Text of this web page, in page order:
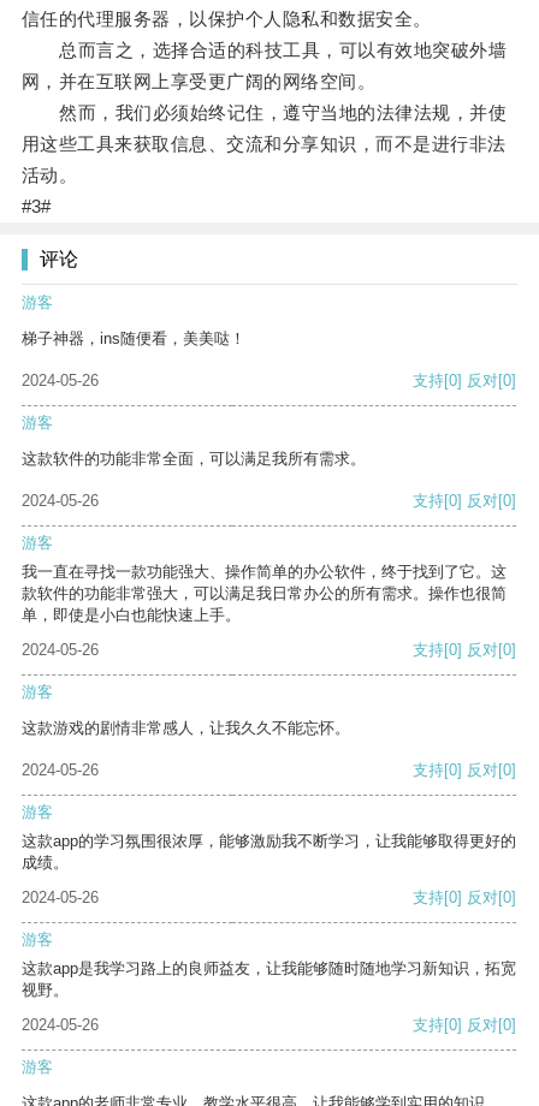
信任的代理服务器，以保护个人隐私和数据安全。
总而言之，选择合适的科技工具，可以有效地突破外墙
网，并在互联网上享受更广阔的网络空间。
然而，我们必须始终记住，遵守当地的法律法规，并使
用这些工具来获取信息、交流和分享知识，而不是进行非法
活动。
#3#
评论
游客
梯子神器，ins随便看，美美哒！
2024-05-26 支持[0] 反对[0]
游客
这款软件的功能非常全面，可以满足我所有需求。
2024-05-26 支持[0] 反对[0]
游客
我一直在寻找一款功能强大、操作简单的办公软件，终于找到了它。这
款软件的功能非常强大，可以满足我日常办公的所有需求。操作也很简
单，即使是小白也能快速上手。
2024-05-26
支持[0] 反对[0]
游客
这款游戏的剧情非常感人，让我久久不能忘怀。
2024-05-26 支持[0] 反对[0]
游客
这款app的学习氛围很浓厚，能够激励我不断学习，让我能够取得更好的
成绩。
2024-05-26
支持[0] 反对[0]
游客
这款app是我学习路上的良师益友，让我能够随时随地学习新知识，拓宽
视野。
2024-05-26
支持[0] 反对[0]
游客